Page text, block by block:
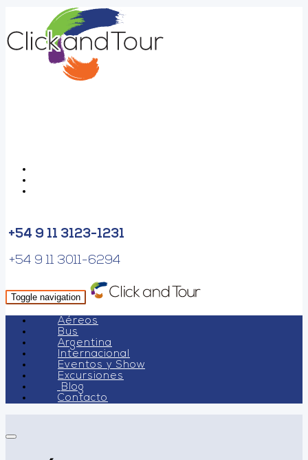
+54 9 11 3123-1231
+54 9 11 3011-6294
Toggle navigation
Aéreos
Bus
Argentina
Internacional
Eventos y Show
Excursiones
Blog
Contacto